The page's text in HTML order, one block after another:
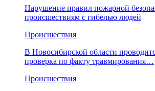
Нарушение правил пожарной
происшествиям с гибелью людей
Происшествия
В Новосибирской области
проверка по факту травмирования…
Происшествия